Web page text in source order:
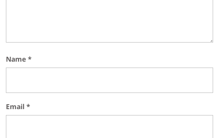
Name *
Email *